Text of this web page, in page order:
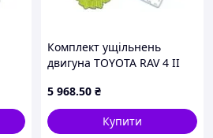
Комплект ущільнень
двигуна TOYOTA RAV 4 II
5 968.50 ₴
Купити